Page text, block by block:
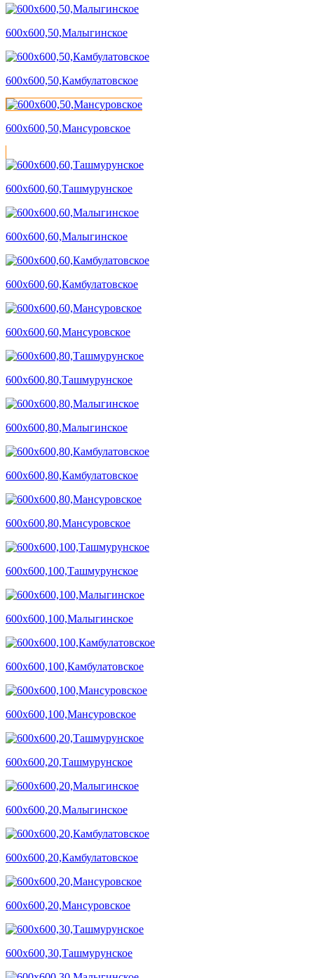
600х600,50,Малыгинское
600х600,50,Камбулатовское
600х600,50,Мансуровское
600х600,60,Ташмурунское
600х600,60,Малыгинское
600х600,60,Камбулатовское
600х600,60,Мансуровское
600х600,80,Ташмурунское
600х600,80,Малыгинское
600х600,80,Камбулатовское
600х600,80,Мансуровское
600х600,100,Ташмурунское
600х600,100,Малыгинское
600х600,100,Камбулатовское
600х600,100,Мансуровское
600х600,20,Ташмурунское
600х600,20,Малыгинское
600х600,20,Камбулатовское
600х600,20,Мансуровское
600х600,30,Ташмурунское